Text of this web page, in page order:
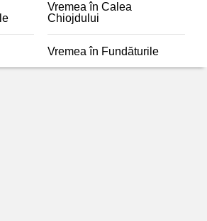
Vremea în Calea
Chiojdului
Vremea în Fundăturile